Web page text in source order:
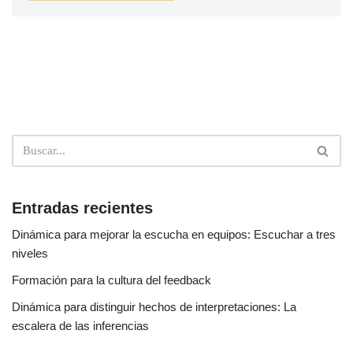
Entradas recientes
Dinámica para mejorar la escucha en equipos: Escuchar a tres
niveles
Formación para la cultura del feedback
Dinámica para distinguir hechos de interpretaciones: La
escalera de las inferencias